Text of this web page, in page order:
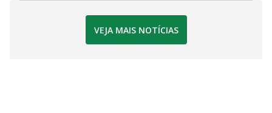
VEJA MAIS NOTÍCIAS